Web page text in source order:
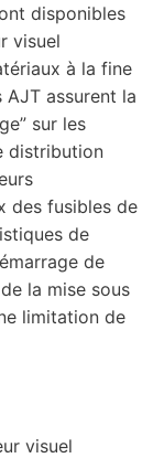
disponibles
visuel
à la fine
assurent la
sur les
distribution
des fusibles de
de
de
la mise sous
limitation de
visuel